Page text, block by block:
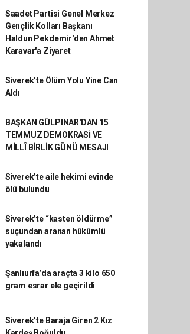
Saadet Partisi Genel Merkez
Gençlik Kolları Başkanı
Haldun Pekdemir'den Ahmet
Karavar'a Ziyaret
Siverek’te Ölüm Yolu Yine Can
Aldı
BAŞKAN GÜLPINAR'DAN 15
TEMMUZ DEMOKRASİ VE
MİLLÎ BİRLİK GÜNÜ MESAJI
Siverek’te aile hekimi evinde
ölü bulundu
Siverek’te “kasten öldürme”
suçundan aranan hükümlü
yakalandı
Şanlıurfa’da araçta 3 kilo 650
gram esrar ele geçirildi
Siverek’te Baraja Giren 2 Kız